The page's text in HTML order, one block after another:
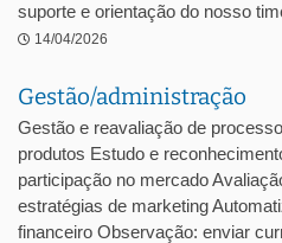
suporte e orientação do nosso
14/04/2026
Gestão/administração
Gestão e reavaliação de
produtos Estudo e
participação no mercado
estratégias de marketing
financeiro Observação: enviar